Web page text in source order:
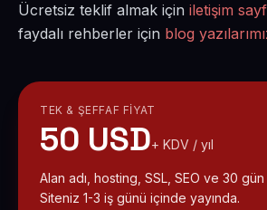
Ücretsiz teklif almak için iletişim
faydalı rehberler için blog
TEK & ŞEFFAF FIYAT
50 USD+ KDV / yıl
Alan adı, hosting, SSL, SEO ve 30
Siteniz 1-3 iş günü içinde yayında.